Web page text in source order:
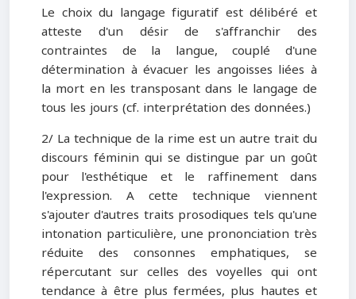
Le choix du langage figuratif est délibéré et
atteste d'un désir de s'affranchir des
contraintes de la langue, couplé d'une
détermination à évacuer les angoisses liées à
la mort en les transposant dans le langage de
tous les jours (cf. interprétation des données.)
2/ La technique de la rime est un autre trait du
discours féminin qui se distingue par un goût
pour l'esthétique et le raffinement dans
l'expression. A cette technique viennent
s'ajouter d'autres traits prosodiques tels qu'une
intonation particulière, une prononciation très
réduite des consonnes emphatiques, se
répercutant sur celles des voyelles qui ont
tendance à être plus fermées, plus hautes et